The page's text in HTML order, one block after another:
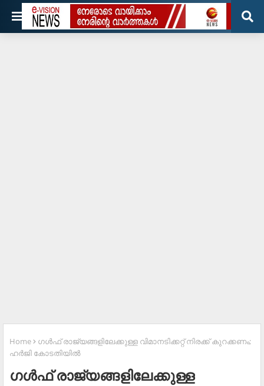
Home
ഗൾഫ് രാജ്യങ്ങളിലേക്കുള്ള വിമാനടിക്കറ്റ് നിരക്ക് കുറക്കണം;
ഹർജി കോടതിയിൽ
ഗൾഫ് രാജ്യങ്ങളിലേക്കുള്ള